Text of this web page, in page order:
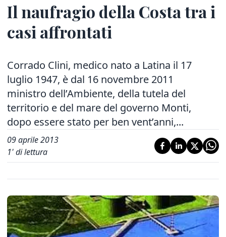
Il naufragio della Costa tra i
casi affrontati
Corrado Clini, medico nato a Latina il 17
luglio 1947, è dal 16 novembre 2011
ministro dell’Ambiente, della tutela del
territorio e del mare del governo Monti,
dopo essere stato per ben vent’anni,...
09 aprile 2013
1' di lettura